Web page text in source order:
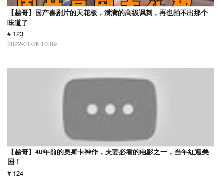
【越哥】国产喜剧片的天花板，满满的高级讽刺，再也拍不出那个
味道了
# 123
2022-01-26 10:09
【越哥】40年前的奥斯卡神作，夫妻必看的电影之一，当年红遍美
国！
# 124